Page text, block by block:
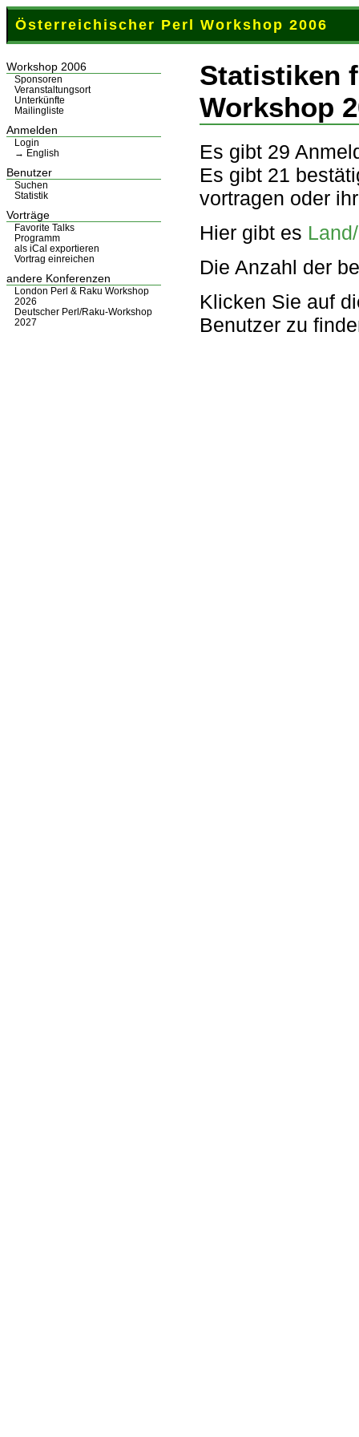
Österreichischer Perl Workshop 2006
Statistiken
Workshop
Es gibt 29
Es gibt 21
vortragen oder
Hier gibt es
Die Anzahl der
Klicken Sie auf
Benutzer zu
Workshop 2006
Sponsoren
Veranstaltungsort
Unterkünfte
Mailingliste
Anmelden
Login
→ English
Benutzer
Suchen
Statistik
Vorträge
Favorite Talks
Programm
als iCal exportieren
Vortrag einreichen
andere Konferenzen
London Perl & Raku Workshop
2026
Deutscher Perl/Raku-Workshop
2027